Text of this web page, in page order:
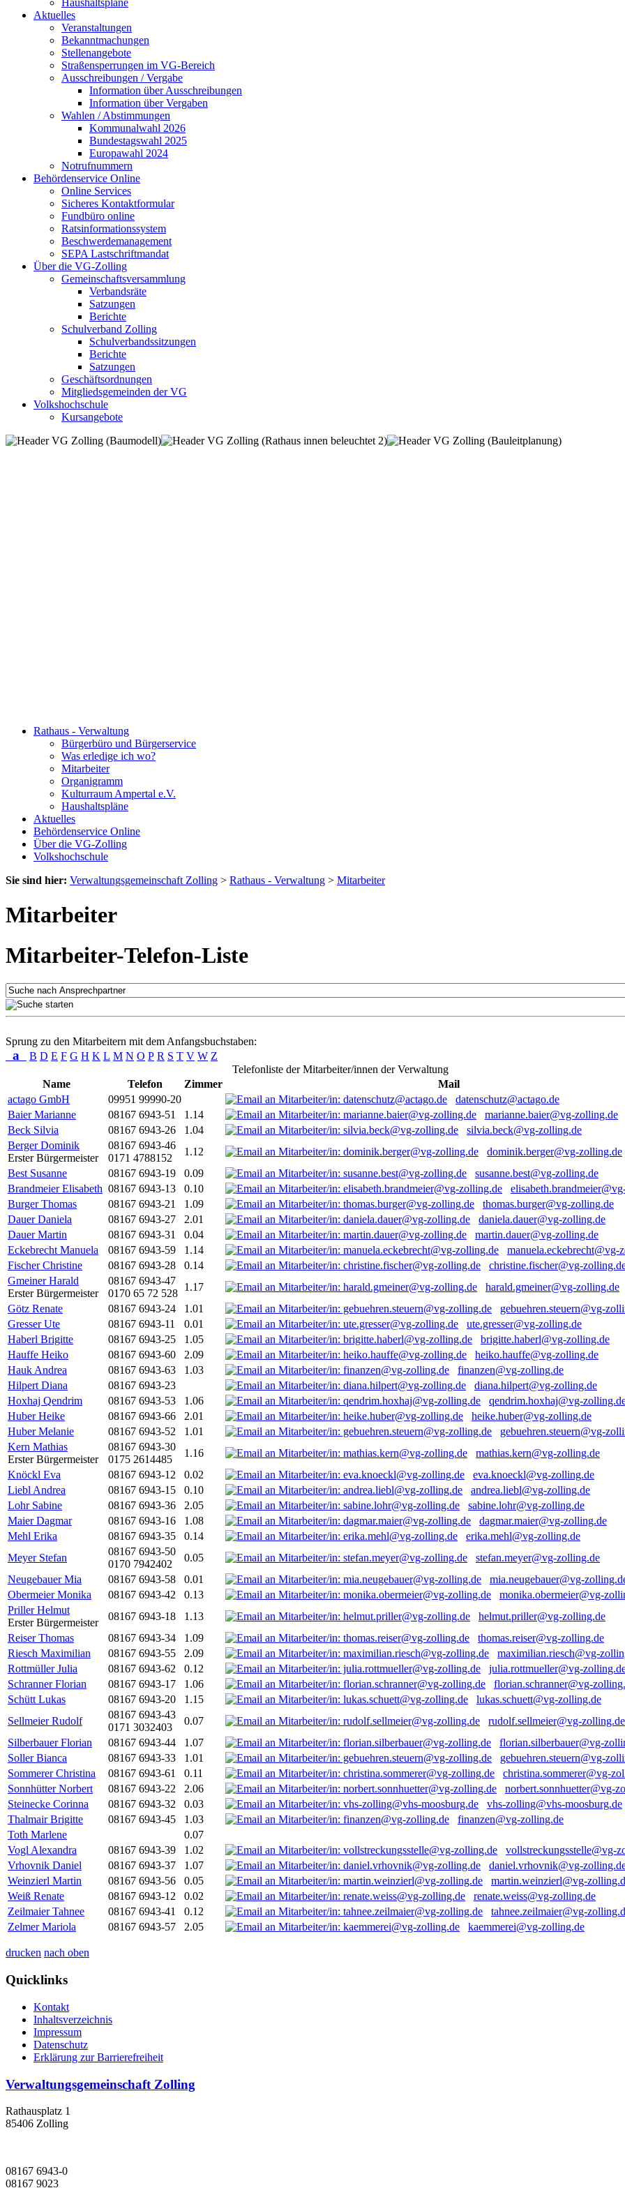
Haushaltspläne
Aktuelles
Veranstaltungen
Bekanntmachungen
Stellenangebote
Straßensperrungen im VG-Bereich
Ausschreibungen / Vergabe
Information über Ausschreibungen
Information über Vergaben
Wahlen / Abstimmungen
Kommunalwahl 2026
Bundestagswahl 2025
Europawahl 2024
Notrufnummern
Behördenservice Online
Online Services
Sicheres Kontaktformular
Fundbüro online
Ratsinformationssystem
Beschwerdemanagement
SEPA Lastschriftmandat
Über die VG-Zolling
Gemeinschaftsversammlung
Verbandsräte
Satzungen
Berichte
Schulverband Zolling
Schulverbandssitzungen
Berichte
Satzungen
Geschäftsordnungen
Mitgliedsgemeinden der VG
Volkshochschule
Kursangebote
Rathaus - Verwaltung
Bürgerbüro und Bürgerservice
Was erledige ich wo?
Mitarbeiter
Organigramm
Kulturraum Ampertal e.V.
Haushaltspläne
Aktuelles
Behördenservice Online
Über die VG-Zolling
Volkshochschule
Sie sind hier: Verwaltungsgemeinschaft Zolling > Rathaus - Verwaltung > Mitarbeiter
Mitarbeiter
Mitarbeiter-Telefon-Liste
Sprung zu den Mitarbeitern mit dem Anfangsbuchstaben:
a B D E F G H K L M N O P R S T V W Z
Telefonliste der Mitarbeiter/innen der Verwaltung
Name
Telefon Zimmer
Mail
actago GmbH
09951 99990-20
datenschutz@actago.de
Baier Marianne
08167 6943-51 1.14
marianne.baier@vg-zolling.de
Beck Silvia
08167 6943-26 1.04
silvia.beck@vg-zolling.de
Berger Dominik
Erster Bürgermeister
08167 6943-46
0171 4788152
1.12
dominik.berger@vg-zolling.de
Best Susanne
08167 6943-19 0.09
susanne.best@vg-zolling.de
Brandmeier Elisabeth 08167 6943-13 0.10
Burger Thomas
08167 6943-21 1.09
thomas.burger@vg-zolling.de
Dauer Daniela
08167 6943-27 2.01
daniela.dauer@vg-zolling.de
Dauer Martin
08167 6943-31 0.04
martin.dauer@vg-zolling.de
Eckebrecht Manuela
08167 6943-59 1.14
manuela.eckebrecht@vg-
Fischer Christine
08167 6943-28 0.14
christine.fischer@vg-
Gmeiner Harald
Erster Bürgermeister
08167 6943-47
0170 65 72 528
1.17
harald.gmeiner@vg-zolling.de
Götz Renate
08167 6943-24 1.01
gebuehren.steuern@vg-
Gresser Ute
08167 6943-11 0.01
ute.gresser@vg-zolling.de
Haberl Brigitte
08167 6943-25 1.05
brigitte.haberl@vg-zolling.de
Hauffe Heiko
08167 6943-60 2.09
heiko.hauffe@vg-zolling.de
Hauk Andrea
08167 6943-63 1.03
finanzen@vg-zolling.de
Hilpert Diana
08167 6943-23
diana.hilpert@vg-zolling.de
Hoxhaj Qendrim
08167 6943-53 1.06
qendrim.hoxhaj@vg-
Huber Heike
08167 6943-66 2.01
heike.huber@vg-zolling.de
Huber Melanie
08167 6943-52 1.01
gebuehren.steuern@vg-
Kern Mathias
Erster Bürgermeister
08167 6943-30
0175 2614485
1.16
mathias.kern@vg-zolling.de
Knöckl Eva
08167 6943-12 0.02
eva.knoeckl@vg-zolling.de
Liebl Andrea
08167 6943-15 0.10
andrea.liebl@vg-zolling.de
Lohr Sabine
08167 6943-36 2.05
sabine.lohr@vg-zolling.de
Maier Dagmar
08167 6943-16 1.08
dagmar.maier@vg-zolling.de
Mehl Erika
08167 6943-35 0.14
erika.mehl@vg-zolling.de
Meyer Stefan
08167 6943-50
0170 7942402
0.05
stefan.meyer@vg-zolling.de
Neugebauer Mia
08167 6943-58 0.01
mia.neugebauer@vg-
Obermeier Monika
08167 6943-42 0.13
monika.obermeier@vg-
Priller Helmut
Erster Bürgermeister
08167 6943-18 1.13
helmut.priller@vg-zolling.de
Reiser Thomas
08167 6943-34 1.09
thomas.reiser@vg-zolling.de
Riesch Maximilian
08167 6943-55 2.09
maximilian.riesch@vg-
Rottmüller Julia
08167 6943-62 0.12
julia.rottmueller@vg-
Schranner Florian
08167 6943-17 1.06
florian.schranner@vg-
Schütt Lukas
08167 6943-20 1.15
lukas.schuett@vg-zolling.de
Sellmeier Rudolf
08167 6943-43
0171 3032403
0.07
rudolf.sellmeier@vg-zolling.de
Silberbauer Florian
08167 6943-44 1.07
florian.silberbauer@vg-
Soller Bianca
08167 6943-33 1.01
gebuehren.steuern@vg-
Sommerer Christina
08167 6943-61 0.11
christina.sommerer@vg-
Sonnhütter Norbert
08167 6943-22 2.06
norbert.sonnhuetter@vg-
Steinecke Corinna
08167 6943-32 0.03
vhs-zolling@vhs-moosburg.de
Thalmair Brigitte
08167 6943-45 1.03
finanzen@vg-zolling.de
Toth Marlene
0.07
Vogl Alexandra
08167 6943-39 1.02
vollstreckungsstelle@vg-
Vrhovnik Daniel
08167 6943-37 1.07
daniel.vrhovnik@vg-
Weinzierl Martin
08167 6943-56 0.05
martin.weinzierl@vg-
Weiß Renate
08167 6943-12 0.02
renate.weiss@vg-zolling.de
Zeilmaier Tahnee
08167 6943-41 0.12
tahnee.zeilmaier@vg-
Zelmer Mariola
08167 6943-57 2.05 kaemmerei@vg-zolling.de
drucken nach oben
Quicklinks
Kontakt
Inhaltsverzeichnis
Impressum
Datenschutz
Erklärung zur Barrierefreiheit
Verwaltungsgemeinschaft Zolling
Rathausplatz 1
85406 Zolling
08167 6943-0
08167 9023